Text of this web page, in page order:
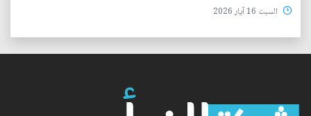
السبت 16 آيار 2026